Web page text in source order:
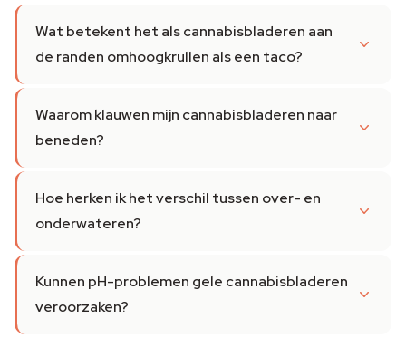
Wat betekent het als cannabisbladeren aan
de randen omhoogkrullen als een taco?
Waarom klauwen mijn cannabisbladeren naar
beneden?
Hoe herken ik het verschil tussen over- en
onderwateren?
Kunnen pH-problemen gele cannabisbladeren
veroorzaken?